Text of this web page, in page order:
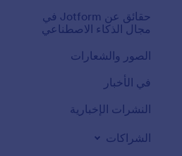
حقائق عن Jotform في
مجال الذكاء الاصطناعي
الصور والشعارات
في الأخبار
النشرات الإخبارية
الشراكات